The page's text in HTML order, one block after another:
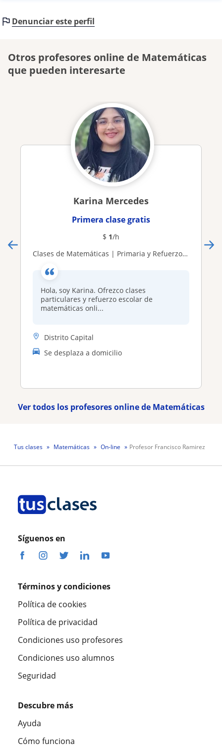
Denunciar este perfil
Otros profesores online de Matemáticas
que pueden interesarte
Karina Mercedes
Primera clase gratis
$ 1/h
​Clases de Matemáticas | Primaria y Refuerzo Escolar
Hola, soy Karina. Ofrezco clases
particulares y refuerzo escolar de
matemáticas onli...
Distrito Capital
Se desplaza a domicilio
Ver todos los profesores online de Matemáticas
Tus clases Matemáticas On-line Profesor Francisco Ramirez
Síguenos en
Términos y condiciones
Política de cookies
Política de privacidad
Condiciones uso profesores
Condiciones uso alumnos
Seguridad
Descubre más
Ayuda
Cómo funciona